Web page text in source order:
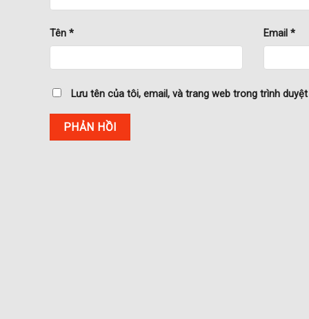
Tên * Email *
Lưu tên của tôi, email, và trang web trong trình